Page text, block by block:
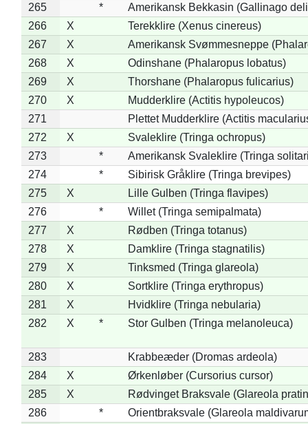
265
*
Amerikansk Bekkasin (Gallinago
266
X
Terekklire (Xenus cinereus)
267
X
Amerikansk Svømmesneppe
268
X
Odinshane (Phalaropus lobatus)
269
X
Thorshane (Phalaropus fulicarius)
270
X
Mudderklire (Actitis hypoleucos)
271
Plettet Mudderklire (Actitis
272
X
Svaleklire (Tringa ochropus)
273
*
Amerikansk Svaleklire (Tringa
274
*
Sibirisk Gråklire (Tringa brevipes)
275
X
Lille Gulben (Tringa flavipes)
276
*
Willet (Tringa semipalmata)
277
X
Rødben (Tringa totanus)
278
X
Damklire (Tringa stagnatilis)
279
X
Tinksmed (Tringa glareola)
280
X
Sortklire (Tringa erythropus)
281
X
Hvidklire (Tringa nebularia)
282
X * Stor Gulben (Tringa melanoleuca)
283
Krabbeæder (Dromas ardeola)
284
X
Ørkenløber (Cursorius cursor)
285
X
Rødvinget Braksvale (Glareola
286
*
Orientbraksvale (Glareola